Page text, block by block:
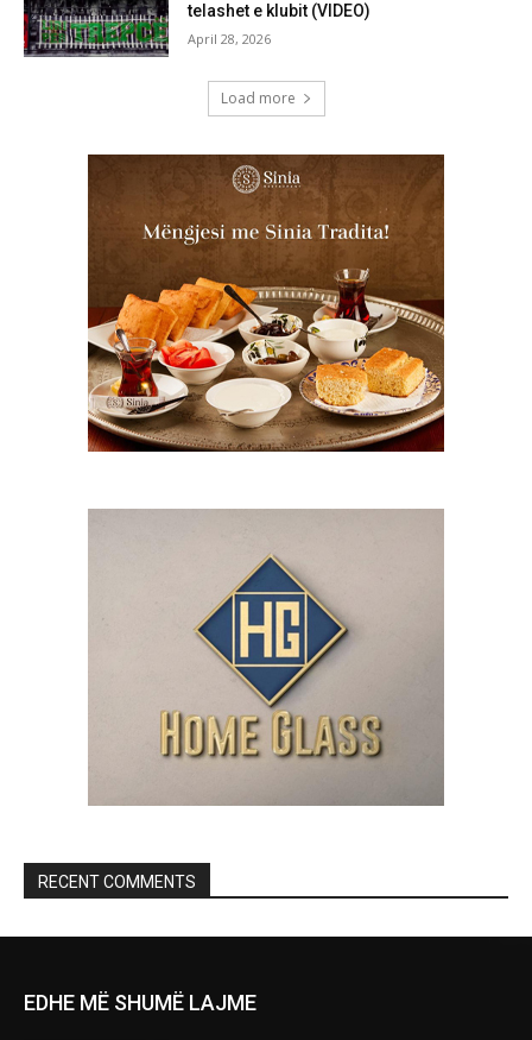
telashet e klubit (VIDEO)
April 28, 2026
Load more
RECENT COMMENTS
EDHE MË SHUMË LAJME